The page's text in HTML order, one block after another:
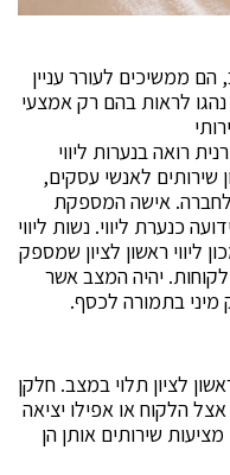
הם ממשיכים לעורר עניין
לראות בהם רק אמצעי
רואה בנערות ליווי
שירותים לאנשי עסקים,
לחברה. אישה המספקת
כנערת ליווי. נשות ליווי
ליווי ראשון לציון שמספק
יהיה המצב אשר
מיני בתמורה לכסף.
לציון תלוי במצב. חלקן
הלקוח או אפילו יציאה
שירותים אותן הן